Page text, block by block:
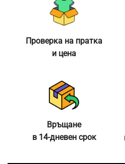
Проверка на пратка
и цена
Връщане
в 14-дневен срок